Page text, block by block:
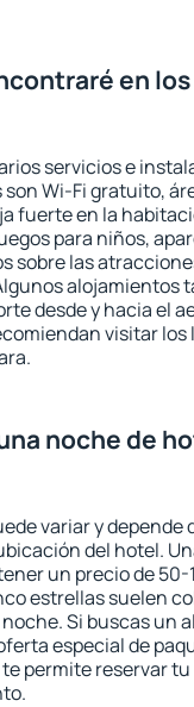
en
servicios e
Wi-Fi gratuito,
fuerte en la
para niños,
sobre las
alojamientos
desde y hacia el
visitar los
noche de
variar y depende
del hotel.
un precio de 50-
estrellas suelen
Si buscas un
especial de
te permite reservar